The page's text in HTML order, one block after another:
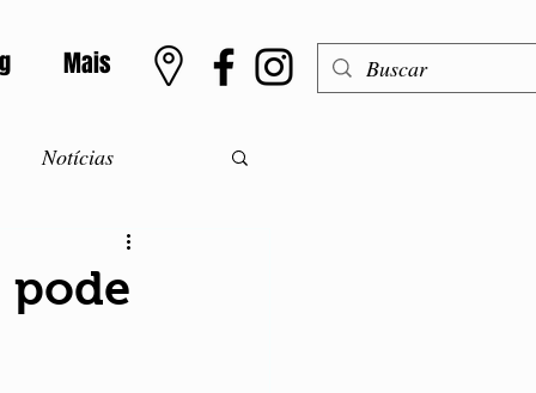
Mais
Notícias
Meningite
pode